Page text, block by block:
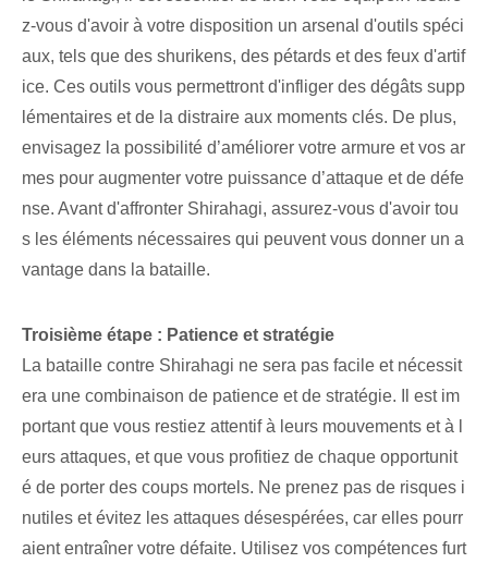
z-vous d'avoir à votre disposition un arsenal d'outils spéci
aux, tels que des shurikens, des pétards et des feux d'artif
ice.⁢ Ces ‌outils vous permettront d'infliger des dégâts supp
lémentaires et de la distraire aux moments clés. De plus,⁢
envisagez la ‌possibilité⁢ d’améliorer votre armure et vos ar
mes pour augmenter votre puissance d’attaque et de défe
nse. Avant d'affronter Shirahagi, assurez-vous d'avoir tou
s les éléments nécessaires qui peuvent vous donner un a
vantage dans la bataille.
Troisième étape : Patience et stratégie
La bataille contre Shirahagi‍ ne sera pas facile et nécessit
era une combinaison de patience et de stratégie. ‍Il est im
portant ⁤que vous restiez attentif à leurs mouvements et à l
eurs attaques, et que vous profitiez⁤ de chaque opportunit
é de porter des coups mortels.​ Ne prenez pas de risques i
nutiles et évitez‌ les attaques désespérées, ⁤car elles pourr
aient entraîner votre défaite. Utilisez vos compétences furt